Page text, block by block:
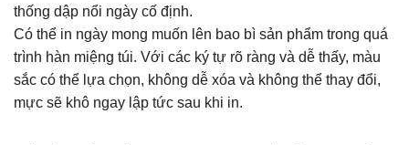
thống dập nổi ngày cố định.
Có thể in ngày mong muốn lên bao bì sản phẩm trong quá
trình hàn miệng túi. Với các ký tự rõ ràng và dễ thấy, màu
sắc có thể lựa chọn, không dễ xóa và không thể thay đổi,
mực sẽ khô ngay lập tức sau khi in.